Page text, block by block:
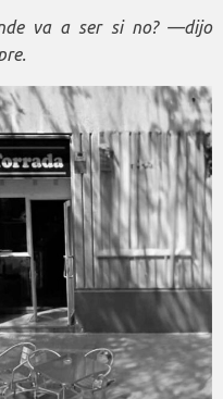
va a ser si no? —dijo